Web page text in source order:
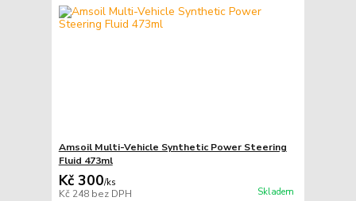
Amsoil Multi-Vehicle Synthetic Power Steering
Fluid 473ml
Kč 300/ks
Kč 248 bez DPH Skladem